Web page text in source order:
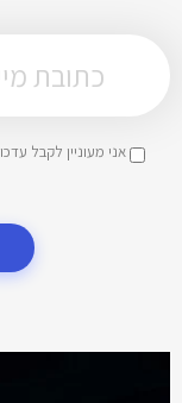
אני מעוניין לקבל